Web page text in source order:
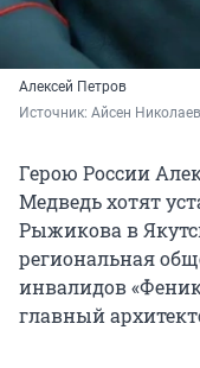
Алексей Петров
Источник: Айсен
Герою России
Медведь хотят
Рыжикова в
региональная
инвалидов
главный